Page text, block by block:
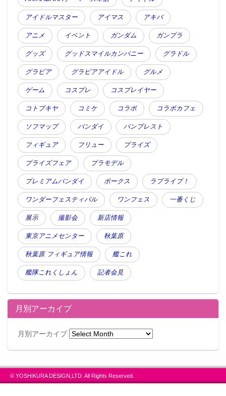
アイドルマスター アイマス アキバ
アニメ イベント ガンダム ガンプラ
グッズ グッドスマイルカンパニー グラドル
グラビア グラビアアイドル グルメ
ゲーム コスプレ コスプレイヤー
コトブキヤ コミケ コラボ コラボカフェ
ソフマップ バンダイ バンプレスト
フィギュア フリュー プライズ
プライズフェア プラモデル
プレミアムバンダイ ボークス ラブライブ！
ワンダーフェスティバル ワンフェス 一番くじ
展示 撮影会 新店情報
東京アニメセンター 秋葉原
秋葉原 フィギュア情報 艦これ
艦隊これくしょん 記者会見
月別アーカイブ
月別アーカイブ
© YOSHIKURA DESIGN,LTD. All Rights Reserved.